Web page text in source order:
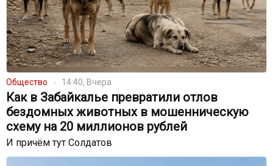
Общество 14:40, Вчера
Как в Забайкалье превратили отлов
бездомных животных в мошенническую
схему на 20 миллионов рублей
И причём тут Солдатов